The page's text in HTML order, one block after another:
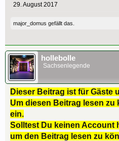
29. August 2017
major_domus gefällt das.
hollebolle
Sachsenlegende
Dieser Beitrag ist für Gäste
Um diesen Beitrag lesen
ein.
Solltest Du keinen Account
um den Beitrag lesen zu